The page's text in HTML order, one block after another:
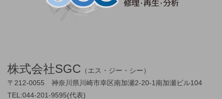
株式会社SGC （エス・ジー・シー）
〒212-0055 神奈川県川崎市幸区南加瀬2-20-1南加瀬ビル104
TEL:044-201-9595(代表)